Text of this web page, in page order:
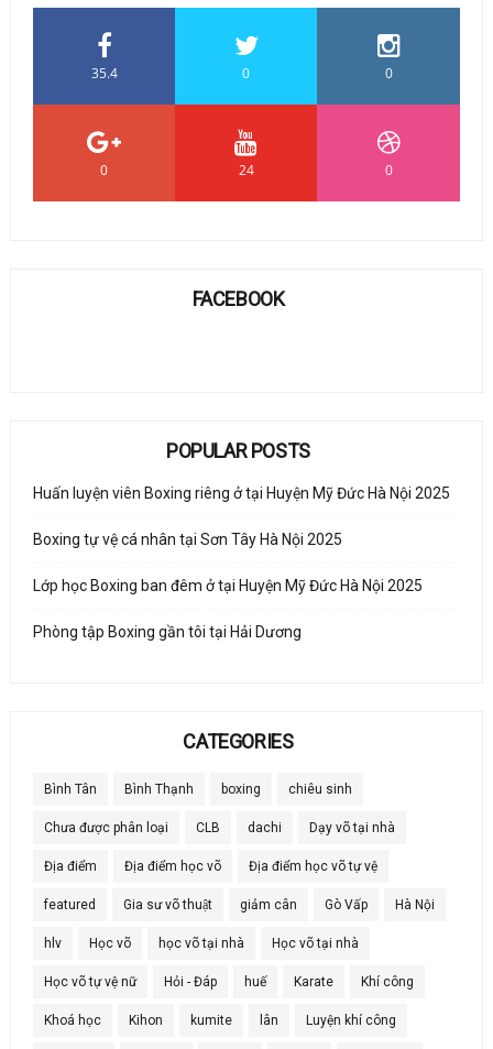
35.4 0 0
0 24 0
FACEBOOK
POPULAR POSTS
Huấn luyện viên Boxing riêng ở tại Huyện Mỹ Đức Hà Nội 2025
Boxing tự vệ cá nhân tại Sơn Tây Hà Nội 2025
Lớp học Boxing ban đêm ở tại Huyện Mỹ Đức Hà Nội 2025
Phòng tập Boxing gần tôi tại Hải Dương
CATEGORIES
Bình Tân Bình Thạnh boxing chiêu sinh
Chưa được phân loại CLB dachi Dạy võ tại nhà
Địa điểm Địa điểm học võ Địa điểm học võ tự vệ
featured Gia sư võ thuật giảm cân Gò Vấp Hà Nội
hlv Học võ học võ tại nhà Học võ tại nhà
Học võ tự vệ nữ Hỏi - Đáp huế Karate Khí công
Khoá học Kihon kumite lân Luyện khí công